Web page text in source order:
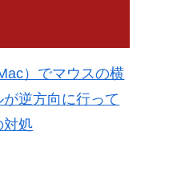
）でマウスの横
逆方向に行って
対処